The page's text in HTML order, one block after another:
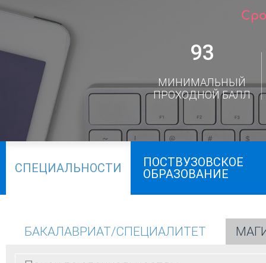
93
МИНИМАЛЬНЫЙ
ПРОХОДНОЙ БАЛЛ
СПЕЦИАЛЬНОСТИ
ПОСТВУЗОВСКОЕ
ОБРАЗОВАНИЕ
БАКАЛАВРИАТ/СПЕЦИАЛИТЕТ